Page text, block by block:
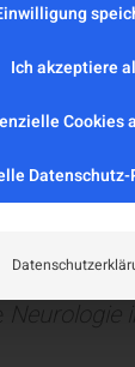
Neurologie
Ich akzeptiere
Cookies